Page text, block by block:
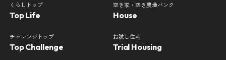
くらしトップ
Top Life
チャレンジトップ
Top Challenge
空き家・空き農地バンク
House
お試し住宅
Trial Housing